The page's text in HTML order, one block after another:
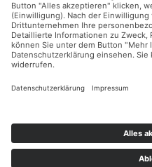
Unsere Communities
Ladengeschäft
Shop Service